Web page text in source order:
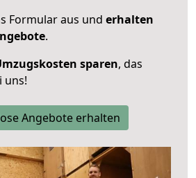
Formular aus und erhalten
.
sparen, das
uns!
Angebote erhalten